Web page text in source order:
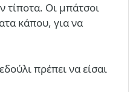
τίποτα. Οι μπάτσοι
κάπου, για να
πρέπει να είσαι